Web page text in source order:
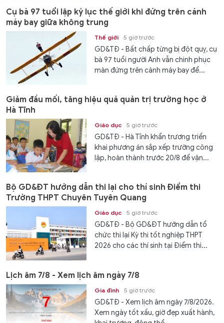
Cụ bà 97 tuổi lập kỷ lục thế giới khi đứng trên cánh
máy bay giữa không trung
Thế giới 5 giờ trước
GD&TĐ - Bất chấp từng bị đột quỵ, cụ
bà 97 tuổi người Anh vẫn chinh phục
màn đứng trên cánh máy bay để...
Giảm đầu mối, tăng hiệu quả quản trị trường học ở
Hà Tĩnh
Giáo dục 5 giờ trước
GD&TĐ - Hà Tĩnh khẩn trương triển
khai phương án sắp xếp trường công
lập, hoàn thành trước 20/8 để vận...
Bộ GD&ĐT hướng dẫn thi lại cho thí sinh Điểm thi
Trường THPT Chuyên Tuyên Quang
Giáo dục 5 giờ trước
GD&TĐ - Bộ GD&ĐT hướng dẫn tổ
chức thi lại Kỳ thi tốt nghiệp THPT
2026 cho các thí sinh tại Điểm thi...
Lịch âm 7/8 - Xem lịch âm ngày 7/8
Gia đình 5 giờ trước
GD&TĐ - Xem lịch âm ngày 7/8/2026.
Xem ngày tốt xấu, giờ đẹp xuất hành,